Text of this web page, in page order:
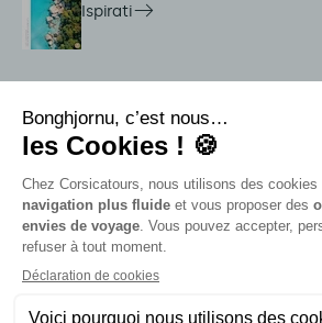
Ispirati
Navette Citadina
Allarme meduse
Autocars rapides bleus
Contattate i nostri